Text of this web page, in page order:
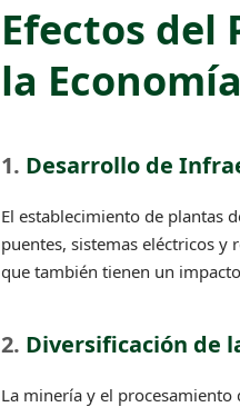
Efectos del
la
1. Desarrollo de
El establecimiento de plantas
puentes, sistemas eléctricos y
que también tienen un
2. Diversificación de
La minería y el